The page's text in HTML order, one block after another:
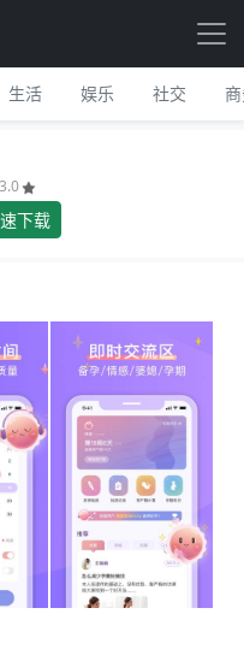
生活 娱乐 社交
下载